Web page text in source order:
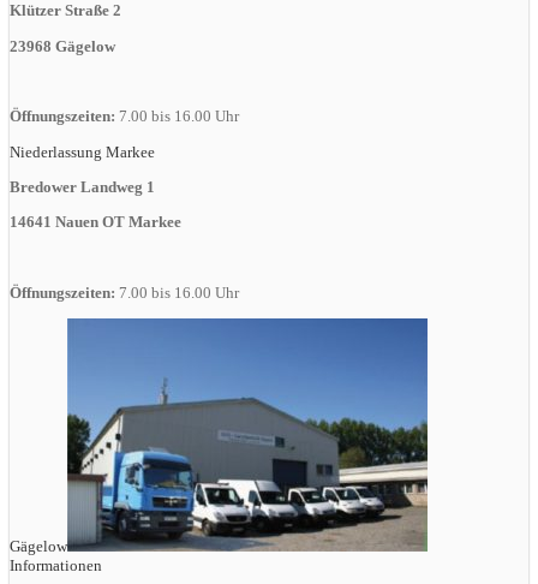
Klützer Straße 2
23968 Gägelow
Öffnungszeiten: 7.00 bis 16.00 Uhr
Niederlassung Markee
Bredower Landweg 1
14641 Nauen OT Markee
Öffnungszeiten: 7.00 bis 16.00 Uhr
Gägelow
Informationen